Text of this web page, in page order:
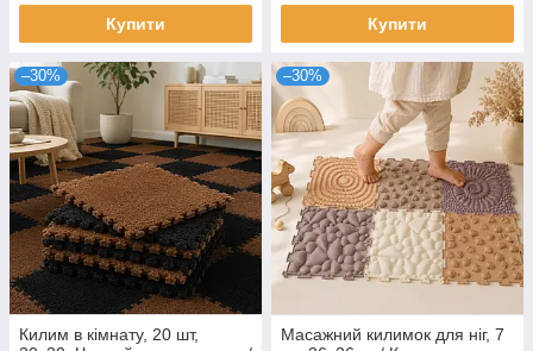
Купити Купити
–30%
Килим в кімнату, 20 шт,
–30%
Масажний килимок для ніг, 7